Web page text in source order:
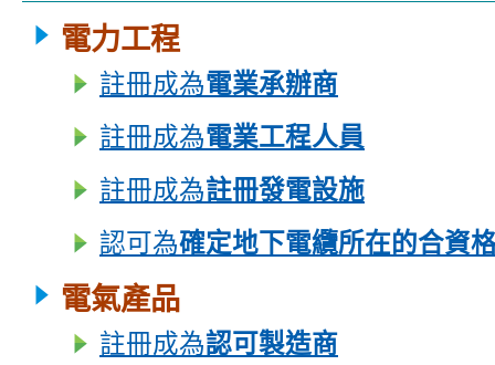
電力工程
註冊成為電業承辦商
註冊成為電業工程人員
註冊成為註冊發電設施
認可為確定地下電纜所在的合資
電氣產品
註冊成為認可製造商